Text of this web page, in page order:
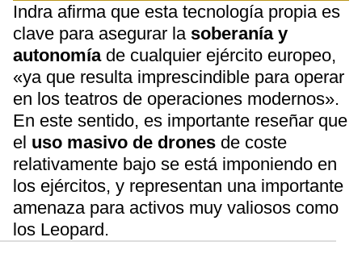
Indra afirma que esta tecnología propia es
clave para asegurar la soberanía y
autonomía de cualquier ejército europeo,
«ya que resulta imprescindible para operar
en los teatros de operaciones modernos».
En este sentido, es importante reseñar que
el uso masivo de drones de coste
relativamente bajo se está imponiendo en
los ejércitos, y representan una importante
amenaza para activos muy valiosos como
los Leopard.